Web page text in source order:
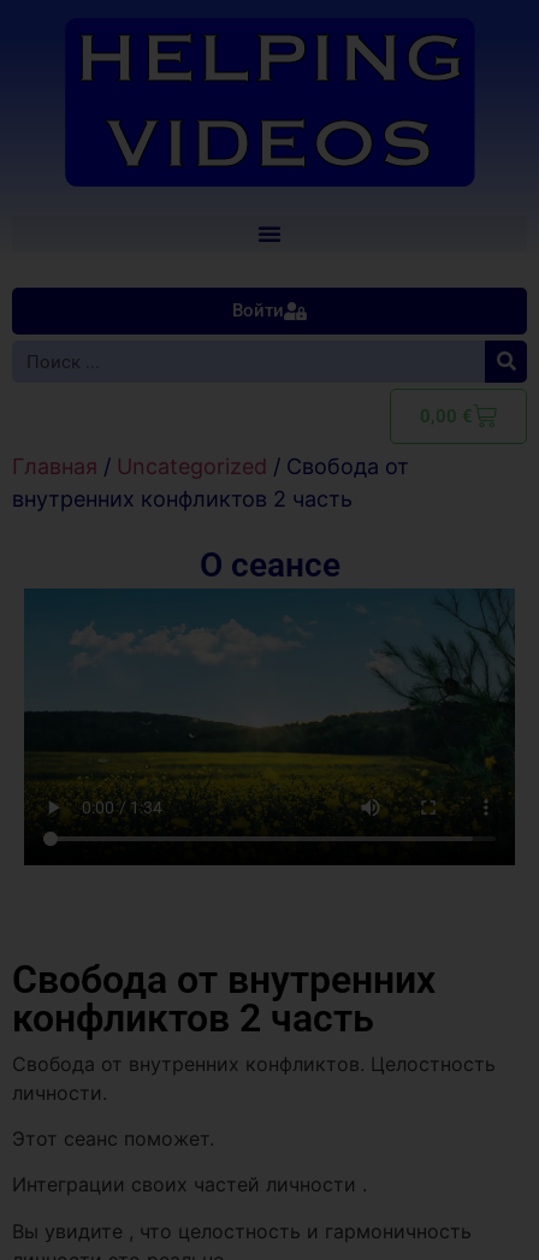
Войти
0,00 €
Главная / Uncategorized / Свобода от
внутренних конфликтов 2 часть
О сеансе
Свобода от внутренних
конфликтов 2 часть
Свобода от внутренних конфликтов. Целостность
личности.
Этот сеанс поможет.
Интеграции своих частей личности .
Вы увидите , что целостность и гармоничность